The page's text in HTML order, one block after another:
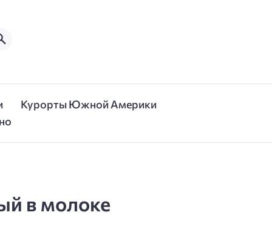
Курорты Южной Америки
в молоке